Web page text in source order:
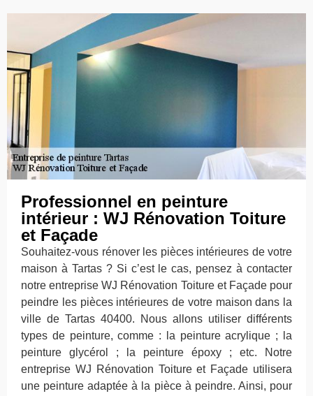
Professionnel en peinture
intérieur : WJ Rénovation Toiture
et Façade
Souhaitez-vous rénover les pièces intérieures de votre
maison à Tartas ? Si c’est le cas, pensez à contacter
notre entreprise WJ Rénovation Toiture et Façade pour
peindre les pièces intérieures de votre maison dans la
ville de Tartas 40400. Nous allons utiliser différents
types de peinture, comme : la peinture acrylique ; la
peinture glycérol ; la peinture époxy ; etc. Notre
entreprise WJ Rénovation Toiture et Façade utilisera
une peinture adaptée à la pièce à peindre. Ainsi, pour